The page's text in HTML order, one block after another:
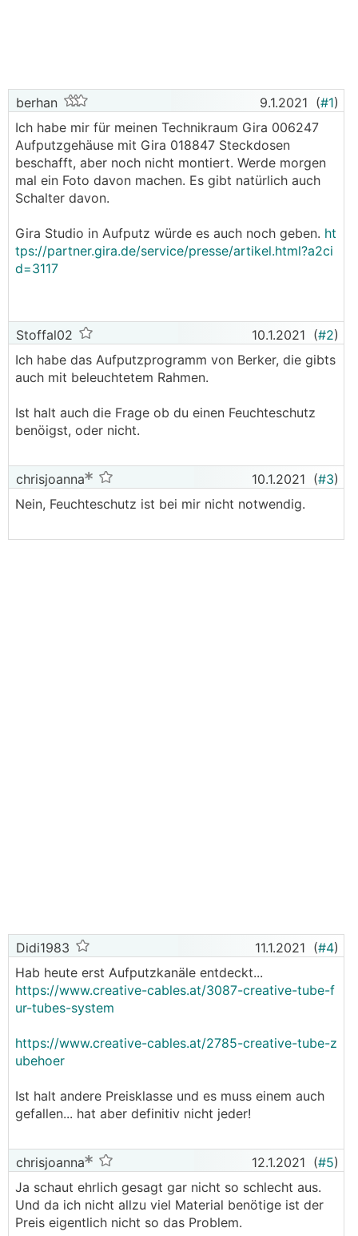
berhan 9.1.2021 (#1)
Ich habe mir für meinen Technikraum Gira 006247
Aufputzgehäuse mit Gira 018847 Steckdosen
beschafft, aber noch nicht montiert. Werde morgen
mal ein Foto davon machen. Es gibt natürlich auch
Schalter davon.
Gira Studio in Aufputz würde es auch noch geben. ht
tps://partner.gira.de/service/presse/artikel.html?a2ci
d=3117
Stoffal02 10.1.2021 (#2)
Ich habe das Aufputzprogramm von Berker, die gibts
auch mit beleuchtetem Rahmen.
Ist halt auch die Frage ob du einen Feuchteschutz
benöigst, oder nicht.
chrisjoanna 10.1.2021 (#3)
Nein, Feuchteschutz ist bei mir nicht notwendig.
Didi1983 11.1.2021 (#4)
Hab heute erst Aufputzkanäle entdeckt...
https://www.creative-cables.at/3087-creative-tube-f
ur-tubes-system
https://www.creative-cables.at/2785-creative-tube-z
ubehoer
Ist halt andere Preisklasse und es muss einem auch
gefallen... hat aber definitiv nicht jeder!
chrisjoanna 12.1.2021 (#5)
Ja schaut ehrlich gesagt gar nicht so schlecht aus.
Und da ich nicht allzu viel Material benötige ist der
Preis eigentlich nicht so das Problem.